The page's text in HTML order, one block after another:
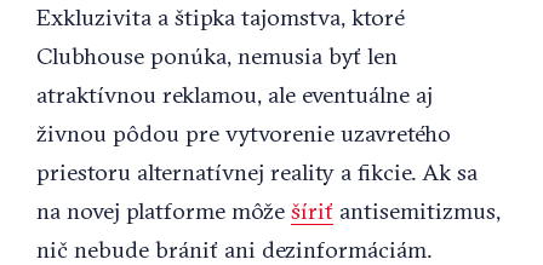
Exkluzivita a štipka tajomstva, ktoré
Clubhouse ponúka, nemusia byť len
atraktívnou reklamou, ale eventuálne aj
živnou pôdou pre vytvorenie uzavretého
priestoru alternatívnej reality a fikcie. Ak sa
na novej platforme môže šíriť antisemitizmus,
nič nebude brániť ani dezinformáciám.